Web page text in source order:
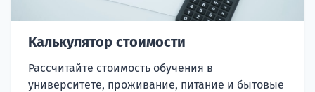
Калькулятор стоимости
Рассчитайте стоимость обучения в
университете, проживание, питание и бытовые